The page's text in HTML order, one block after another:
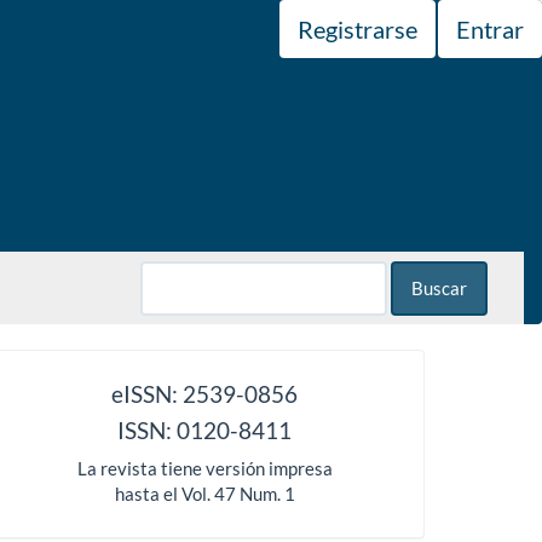
Registrarse Entrar
Buscar
eISSN: 2539-0856
ISSN: 0120-8411
La revista tiene versión impresa
hasta el Vol. 47 Num. 1